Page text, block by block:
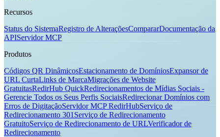
Recursos
Status do SistemaRegistro de AlteraçõesCompararDocumentação da
APIServidor MCP
Produtos
Códigos QR DinâmicosEstacionamento de DomíniosExpansor de
URL CurtaLinks de MarcaMigrações de Website
GratuitasRedirHub QuickRedirecionamentos de Mídias Sociais -
Gerencie Todos os Seus Perfis SociaisRedirecionar Domínios com
Erros de DigitaçãoServidor MCP RedirHubServiço de
Redirecionamento 301 Serviço de Redirecionamento
GratuitoServiço de Redirecionamento de URLVerificador de
Redirecionamento